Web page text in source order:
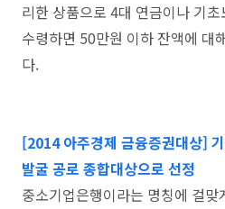
리한 상품으로 4대 연금이나 기
수령하면 50만원 이하 잔액에 대
다.
[2014 아주경제 금융증권대상]
발굴 공로 종합대상으로 선정
중소기업은행이라는 명칭에 걸맞